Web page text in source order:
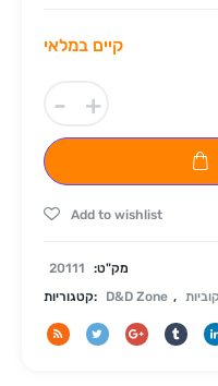
קיים במלאי
- +
Add to wishlist
מק"ט:
20111
קטגוריות:
D&D Zone ,